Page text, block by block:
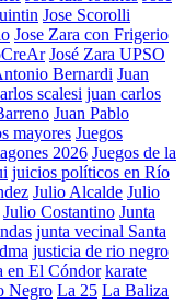
Jose Scorolli
Jose Zara con Frigerio
José Zara UPSO
Bernardi Juan
scalesi juan carlos
Juan Pablo
mayores Juegos
2026 Juegos de la
juicios políticos en Río
Julio Alcalde Julio
Julio Costantino Junta
junta vecinal Santa
justicia de rio negro
en El Cóndor karate
Negro La 25 La Baliza